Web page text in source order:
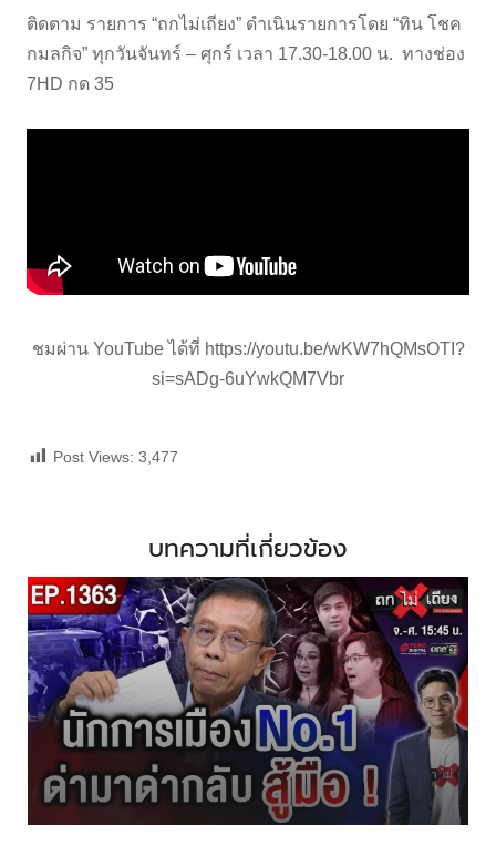
ติดตาม รายการ “ถกไม่เถียง” ดำเนินรายการโดย “ทิน โชค
กมลกิจ” ทุกวันจันทร์ – ศุกร์ เวลา 17.30-18.00 น. ทางช่อง
7HD กด 35
ชมผ่าน YouTube ได้ที่ https://youtu.be/wKW7hQMsOTI?
si=sADg-6uYwkQM7Vbr
Post Views: 3,477
บทความที่เกี่ยวข้อง